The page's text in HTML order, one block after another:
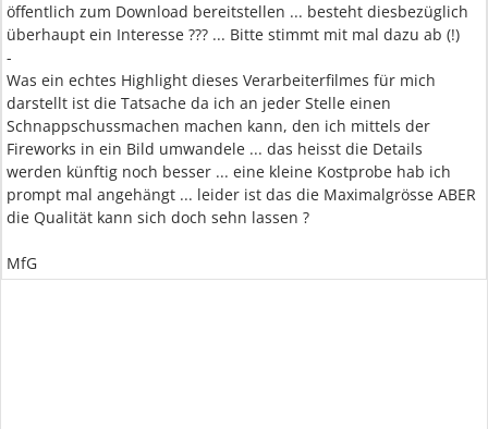
öffentlich zum Download bereitstellen ... besteht diesbezüglich
überhaupt ein Interesse ??? ... Bitte stimmt mit mal dazu ab (!)
-
Was ein echtes Highlight dieses Verarbeiterfilmes für mich
darstellt ist die Tatsache da ich an jeder Stelle einen
Schnappschussmachen machen kann, den ich mittels der
Fireworks in ein Bild umwandele ... das heisst die Details
werden künftig noch besser ... eine kleine Kostprobe hab ich
prompt mal angehängt ... leider ist das die Maximalgrösse ABER
die Qualität kann sich doch sehn lassen ?
MfG